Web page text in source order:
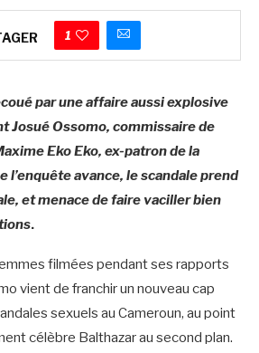
1
par une affaire aussi explosive
Josué Ossomo, commissaire de
Eko Eko, ex-patron de la
l’enquête avance, le scandale prend
et menace de faire vaciller bien
.
filmées pendant ses rapports
vient de franchir un nouveau cap
sexuels au Cameroun, au point
célèbre Balthazar au second plan.